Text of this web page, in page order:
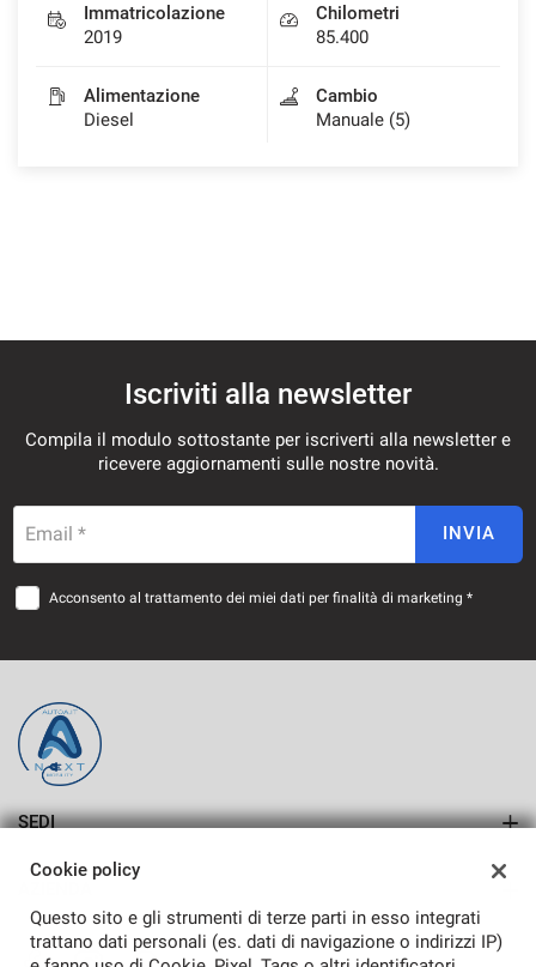
Immatricolazione
2019
Chilometri
85.400
Alimentazione
Diesel
Cambio
Manuale (5)
Iscriviti alla newsletter
Compila il modulo sottostante per iscriverti alla newsletter e
ricevere aggiornamenti sulle nostre novità.
Email * INVIA
Acconsento al trattamento dei miei dati per finalità di marketing *
SEDI
SASSARI
Azienda
Cookie policy
Questo sito e gli strumenti di terze parti in esso integrati
trattano dati personali (es. dati di navigazione o indirizzi IP)